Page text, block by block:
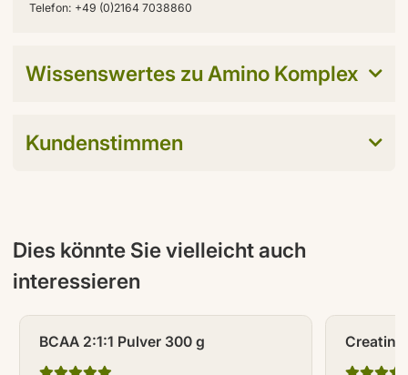
Telefon: +49 (0)2164 7038860
Wissenswertes zu Amino Komplex
Kundenstimmen
Dies könnte Sie vielleicht auch
interessieren
BCAA 2:1:1 Pulver 300 g Creatin